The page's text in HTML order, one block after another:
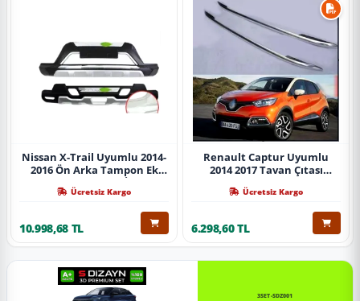
Nissan X-Trail Uyumlu 2014-
2016 Ön Arka Tampon Ek
Koruma Difüzör İthal
Ücretsiz Kargo
10.998,68 TL
Renault Captur Uyumlu
2014 2017 Tavan Çıtası
Ücretsiz Kargo
6.298,60 TL
3SET-SDZ001